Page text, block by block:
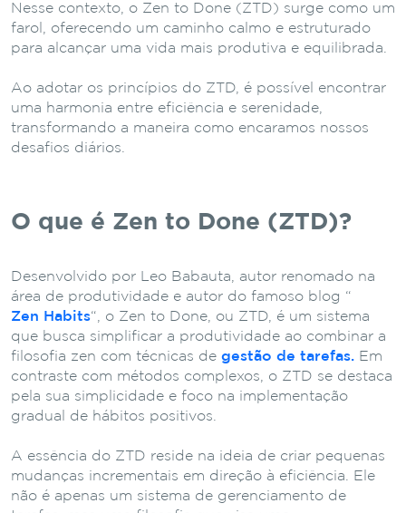
Nesse contexto, o Zen to Done (ZTD) surge como um
farol, oferecendo um caminho calmo e estruturado
para alcançar uma vida mais produtiva e equilibrada.
Ao adotar os princípios do ZTD, é possível encontrar
uma harmonia entre eficiência e serenidade,
transformando a maneira como encaramos nossos
desafios diários.
O que é Zen to Done (ZTD)?
Desenvolvido por Leo Babauta, autor renomado na
área de produtividade e autor do famoso blog “
Zen Habits“, o Zen to Done, ou ZTD, é um sistema
que busca simplificar a produtividade ao combinar a
filosofia zen com técnicas de gestão de tarefas. Em
contraste com métodos complexos, o ZTD se destaca
pela sua simplicidade e foco na implementação
gradual de hábitos positivos.
A essência do ZTD reside na ideia de criar pequenas
mudanças incrementais em direção à eficiência. Ele
não é apenas um sistema de gerenciamento de